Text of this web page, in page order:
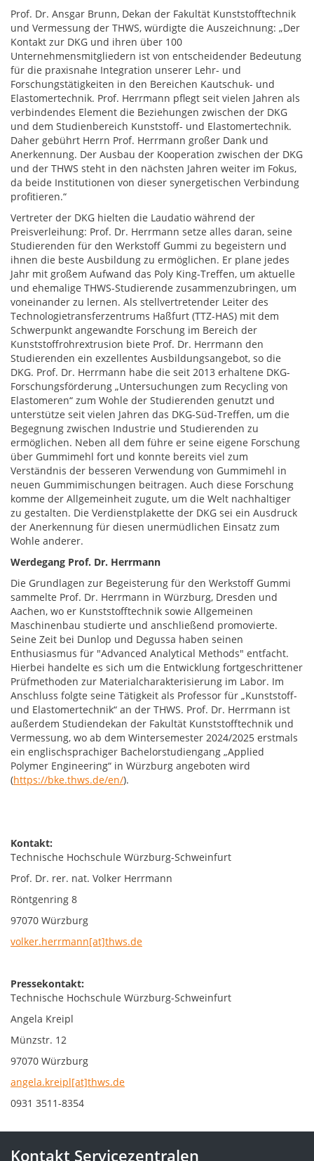
Prof. Dr. Ansgar Brunn, Dekan der Fakultät Kunststofftechnik
und Vermessung der THWS, würdigte die Auszeichnung: „Der
Kontakt zur DKG und ihren über 100
Unternehmensmitgliedern ist von entscheidender Bedeutung
für die praxisnahe Integration unserer Lehr- und
Forschungstätigkeiten in den Bereichen Kautschuk- und
Elastomertechnik. Prof. Herrmann pflegt seit vielen Jahren als
verbindendes Element die Beziehungen zwischen der DKG
und dem Studienbereich Kunststoff- und Elastomertechnik.
Daher gebührt Herrn Prof. Herrmann großer Dank und
Anerkennung. Der Ausbau der Kooperation zwischen der DKG
und der THWS steht in den nächsten Jahren weiter im Fokus,
da beide Institutionen von dieser synergetischen Verbindung
profitieren.“
Vertreter der DKG hielten die Laudatio während der
Preisverleihung: Prof. Dr. Herrmann setze alles daran, seine
Studierenden für den Werkstoff Gummi zu begeistern und
ihnen die beste Ausbildung zu ermöglichen. Er plane jedes
Jahr mit großem Aufwand das Poly King-Treffen, um aktuelle
und ehemalige THWS-Studierende zusammenzubringen, um
voneinander zu lernen. Als stellvertretender Leiter des
Technologietransferzentrums Haßfurt (TTZ-HAS) mit dem
Schwerpunkt angewandte Forschung im Bereich der
Kunststoffrohrextrusion biete Prof. Dr. Herrmann den
Studierenden ein exzellentes Ausbildungsangebot, so die
DKG. Prof. Dr. Herrmann habe die seit 2013 erhaltene DKG-
Forschungsförderung „Untersuchungen zum Recycling von
Elastomeren“ zum Wohle der Studierenden genutzt und
unterstütze seit vielen Jahren das DKG-Süd-Treffen, um die
Begegnung zwischen Industrie und Studierenden zu
ermöglichen. Neben all dem führe er seine eigene Forschung
über Gummimehl fort und konnte bereits viel zum
Verständnis der besseren Verwendung von Gummimehl in
neuen Gummimischungen beitragen. Auch diese Forschung
komme der Allgemeinheit zugute, um die Welt nachhaltiger
zu gestalten. Die Verdienstplakette der DKG sei ein Ausdruck
der Anerkennung für diesen unermüdlichen Einsatz zum
Wohle anderer.
Werdegang Prof. Dr. Herrmann
Die Grundlagen zur Begeisterung für den Werkstoff Gummi
sammelte Prof. Dr. Herrmann in Würzburg, Dresden und
Aachen, wo er Kunststofftechnik sowie Allgemeinen
Maschinenbau studierte und anschließend promovierte.
Seine Zeit bei Dunlop und Degussa haben seinen
Enthusiasmus für "Advanced Analytical Methods" entfacht.
Hierbei handelte es sich um die Entwicklung fortgeschrittener
Prüfmethoden zur Materialcharakterisierung im Labor. Im
Anschluss folgte seine Tätigkeit als Professor für „Kunststoff-
und Elastomertechnik“ an der THWS. Prof. Dr. Herrmann ist
außerdem Studiendekan der Fakultät Kunststofftechnik und
Vermessung, wo ab dem Wintersemester 2024/2025 erstmals
ein englischsprachiger Bachelorstudiengang „Applied
Polymer Engineering“ in Würzburg angeboten wird
(https://bke.thws.de/en/).
Kontakt:
Technische Hochschule Würzburg-Schweinfurt
Prof. Dr. rer. nat. Volker Herrmann
Röntgenring 8
97070 Würzburg
volker.herrmann[at]thws.de
Pressekontakt:
Technische Hochschule Würzburg-Schweinfurt
Angela Kreipl
Münzstr. 12
97070 Würzburg
angela.kreipl[at]thws.de
0931 3511-8354
Kontakt Servicezentralen